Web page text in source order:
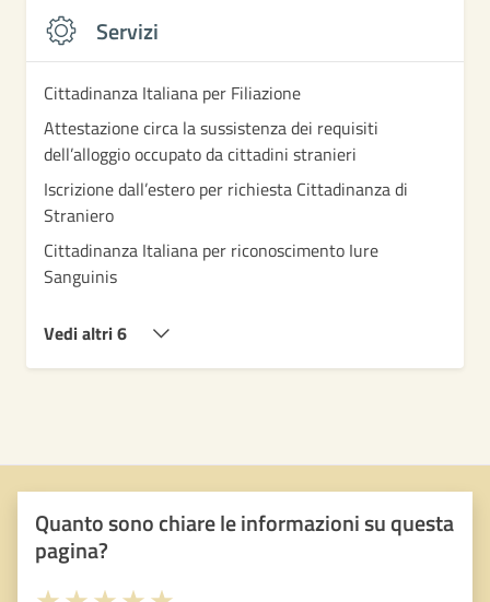
Servizi
Cittadinanza Italiana per Filiazione
Attestazione circa la sussistenza dei requisiti
dell’alloggio occupato da cittadini stranieri
Iscrizione dall’estero per richiesta Cittadinanza di
Straniero
Cittadinanza Italiana per riconoscimento Iure
Sanguinis
Vedi altri 6
Quanto sono chiare le informazioni su questa
pagina?